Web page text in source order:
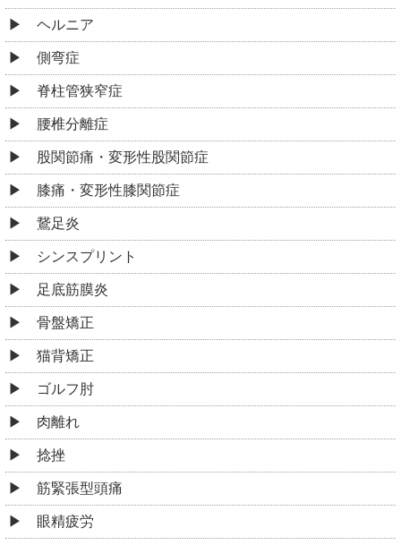
ヘルニア
側弯症
脊柱管狭窄症
腰椎分離症
股関節痛・変形性股関節症
膝痛・変形性膝関節症
鵞足炎
シンスプリント
足底筋膜炎
骨盤矯正
猫背矯正
ゴルフ肘
肉離れ
捻挫
筋緊張型頭痛
眼精疲労